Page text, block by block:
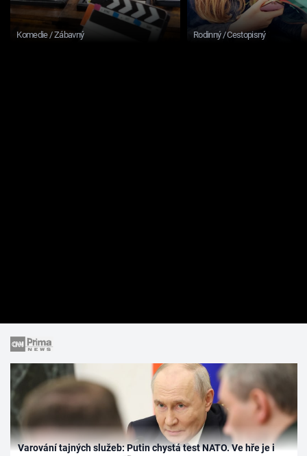
Komedie / Zábavný Rodinný / Cestopisný
Varování tajných služeb: Putin chystá test NATO. Ve hře je i